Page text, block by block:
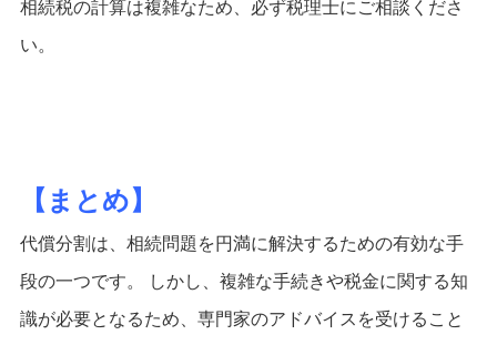
相続税の計算は複雑なため、必ず税理士にご相談くださ
い。
【まとめ】
代償分割は、相続問題を円満に解決するための有効な手
段の一つです。 しかし、複雑な手続きや税金に関する知
識が必要となるため、専門家のアドバイスを受けること